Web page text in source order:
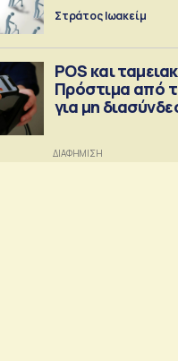
Στράτος Ιωακείμ
POS και
Πρόστιμα από
για μη